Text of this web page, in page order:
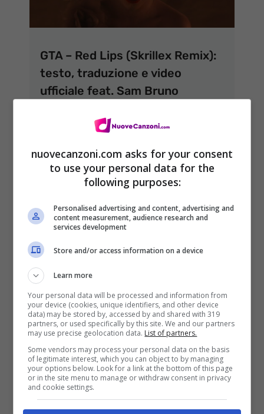
GTA – Red Lips (Skrillex Remix):
testo, traduzione e video
ufficiale feat. Sam Bruno
ARTICOLI RECENTI
NEWS
Come bere il whisky per
Ha tenuto il figlio senza
vita in casa per due mesi:
la tragedia di Lisa Marie
Presley
Taylor Swift: donazione
milionaria per la star per
le vittime dell’uragano
Milton
PERSONAGGI
nuovecanzoni.com asks for your consent
to use your personal data for the
following purposes:
Personalised advertising and content, advertising and
content measurement, audience research and
services development
Store and/or access information on a device
Learn more
Your personal data will be processed and information from
your device (cookies, unique identifiers, and other device
data) may be stored by, accessed by and shared with 319
partners, or used specifically by this site. We and our partners
may use precise geolocation data. List of partners.
Some vendors may process your personal data on the basis
of legitimate interest, which you can object to by managing
your options below. Look for a link at the bottom of this page
or in the site menu to manage or withdraw consent in privacy
and cookie settings.